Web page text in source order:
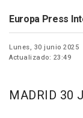
Europa Press
Lunes, 30 junio 2025
Actualizado: 23:49
MADRID 30